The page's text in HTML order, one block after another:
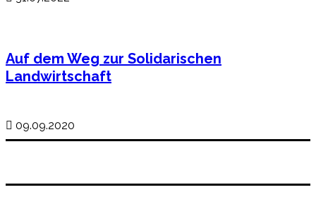
Auf dem Weg zur Solidarischen
Landwirtschaft
09.09.2020